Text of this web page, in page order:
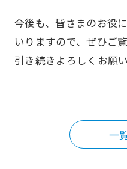
Works
丸井内装計画について
インスタグラム
Instagram
今後も、皆さまのお役
いりますので、ぜひご
引き続きよろしくお願
一